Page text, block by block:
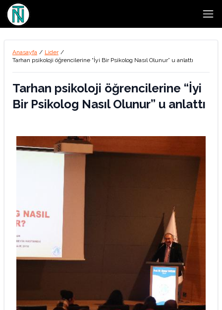
Anasayfa / Lider /
Tarhan psikoloji öğrencilerine “İyi Bir Psikolog Nasıl Olunur” u anlattı
Tarhan psikoloji öğrencilerine “İyi
Bir Psikolog Nasıl Olunur” u anlattı